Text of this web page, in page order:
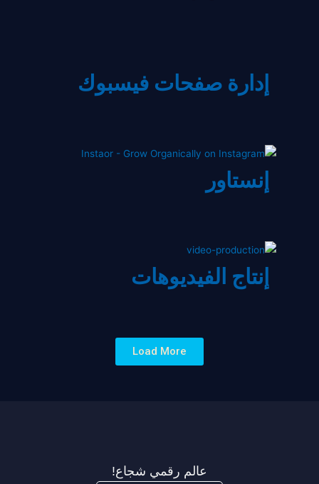
إدارة صفحات فيسبوك
إنستاور
إنتاج الفيديوهات
Load More
عالم رقمي شجاع!